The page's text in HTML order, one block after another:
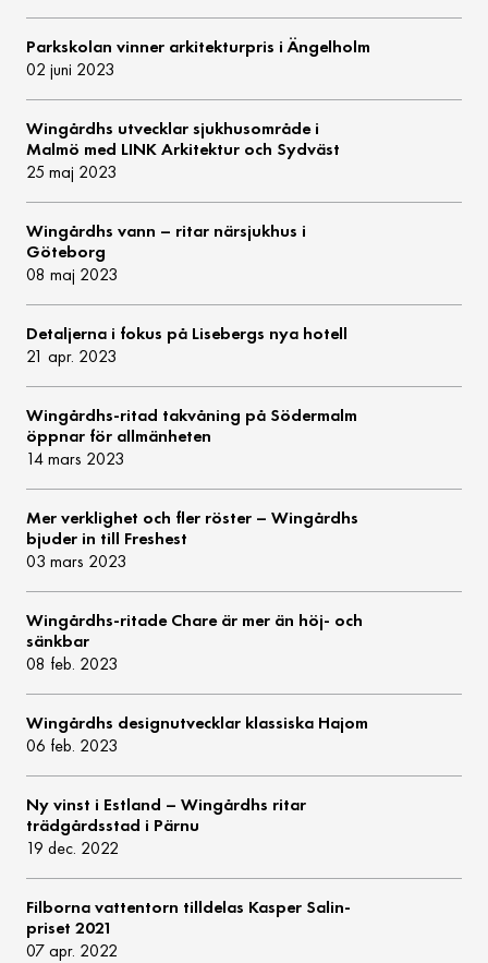
Parkskolan vinner arkitekturpris i Ängelholm
02 juni 2023
Wingårdhs utvecklar sjukhusområde i
Malmö med LINK Arkitektur och Sydväst
25 maj 2023
Wingårdhs vann – ritar närsjukhus i
Göteborg
08 maj 2023
Detaljerna i fokus på Lisebergs nya hotell
21 apr. 2023
Wingårdhs-ritad takvåning på Södermalm
öppnar för allmänheten
14 mars 2023
Mer verklighet och fler röster – Wingårdhs
bjuder in till Freshest
03 mars 2023
Wingårdhs-ritade Chare är mer än höj- och
sänkbar
08 feb. 2023
Wingårdhs designutvecklar klassiska Hajom
06 feb. 2023
Ny vinst i Estland – Wingårdhs ritar
trädgårdsstad i Pärnu
19 dec. 2022
Filborna vattentorn tilldelas Kasper Salin-
priset 2021
07 apr. 2022